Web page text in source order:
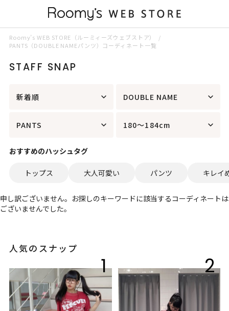
Roomy’s WEB STORE（ルーミィーズウェブストア）
PANTS（DOUBLE NAMEパンツ）コーディネート一覧
STAFF SNAP
新着順 DOUBLE NAME
PANTS 180～184cm
おすすめのハッシュタグ
トップス 大人可愛い パンツ キレイ
申し訳ございません。お探しのキーワードに該当するコーディネートは
ございませんでした。
人気のスナップ
1 2